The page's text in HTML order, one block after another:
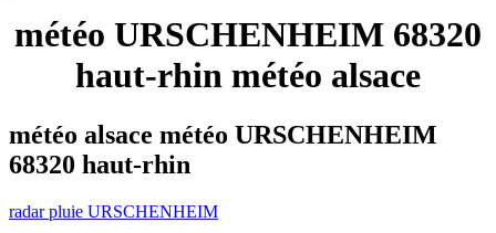
météo
alsace
carte
météo
météo
météo URSCHENHEIM 68320
haut-rhin météo alsace
météo alsace météo URSCHENHEIM
68320 haut-rhin
radar pluie URSCHENHEIM